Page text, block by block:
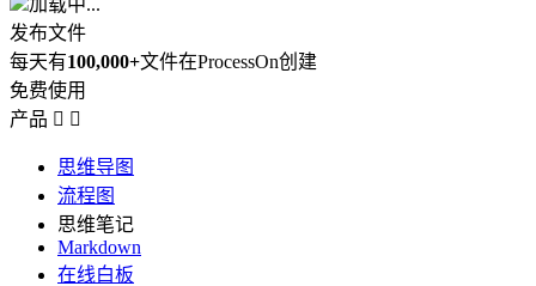
加载中...
发布文件
每天有100,000+文件在ProcessOn创建
免费使用
产品  
思维导图
流程图
思维笔记
Markdown
在线白板